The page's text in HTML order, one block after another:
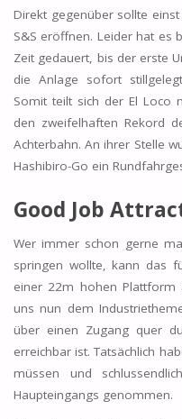
Direkt gegenüber sollte
S&S eröffnen. Leider hat es
Zeit gedauert, bis der erste
die Anlage sofort
Somit teilt sich der El Loco
den zweifelhaften Rekord
Achterbahn. An ihrer Stelle
Hashibiro-Go ein
Good Job
Wer immer schon gerne
springen wollte, kann das
einer 22m hohen Plattform
uns nun dem
über einen Zugang quer
erreichbar ist. Tatsächlich
müssen und
Haupteingangs genommen.